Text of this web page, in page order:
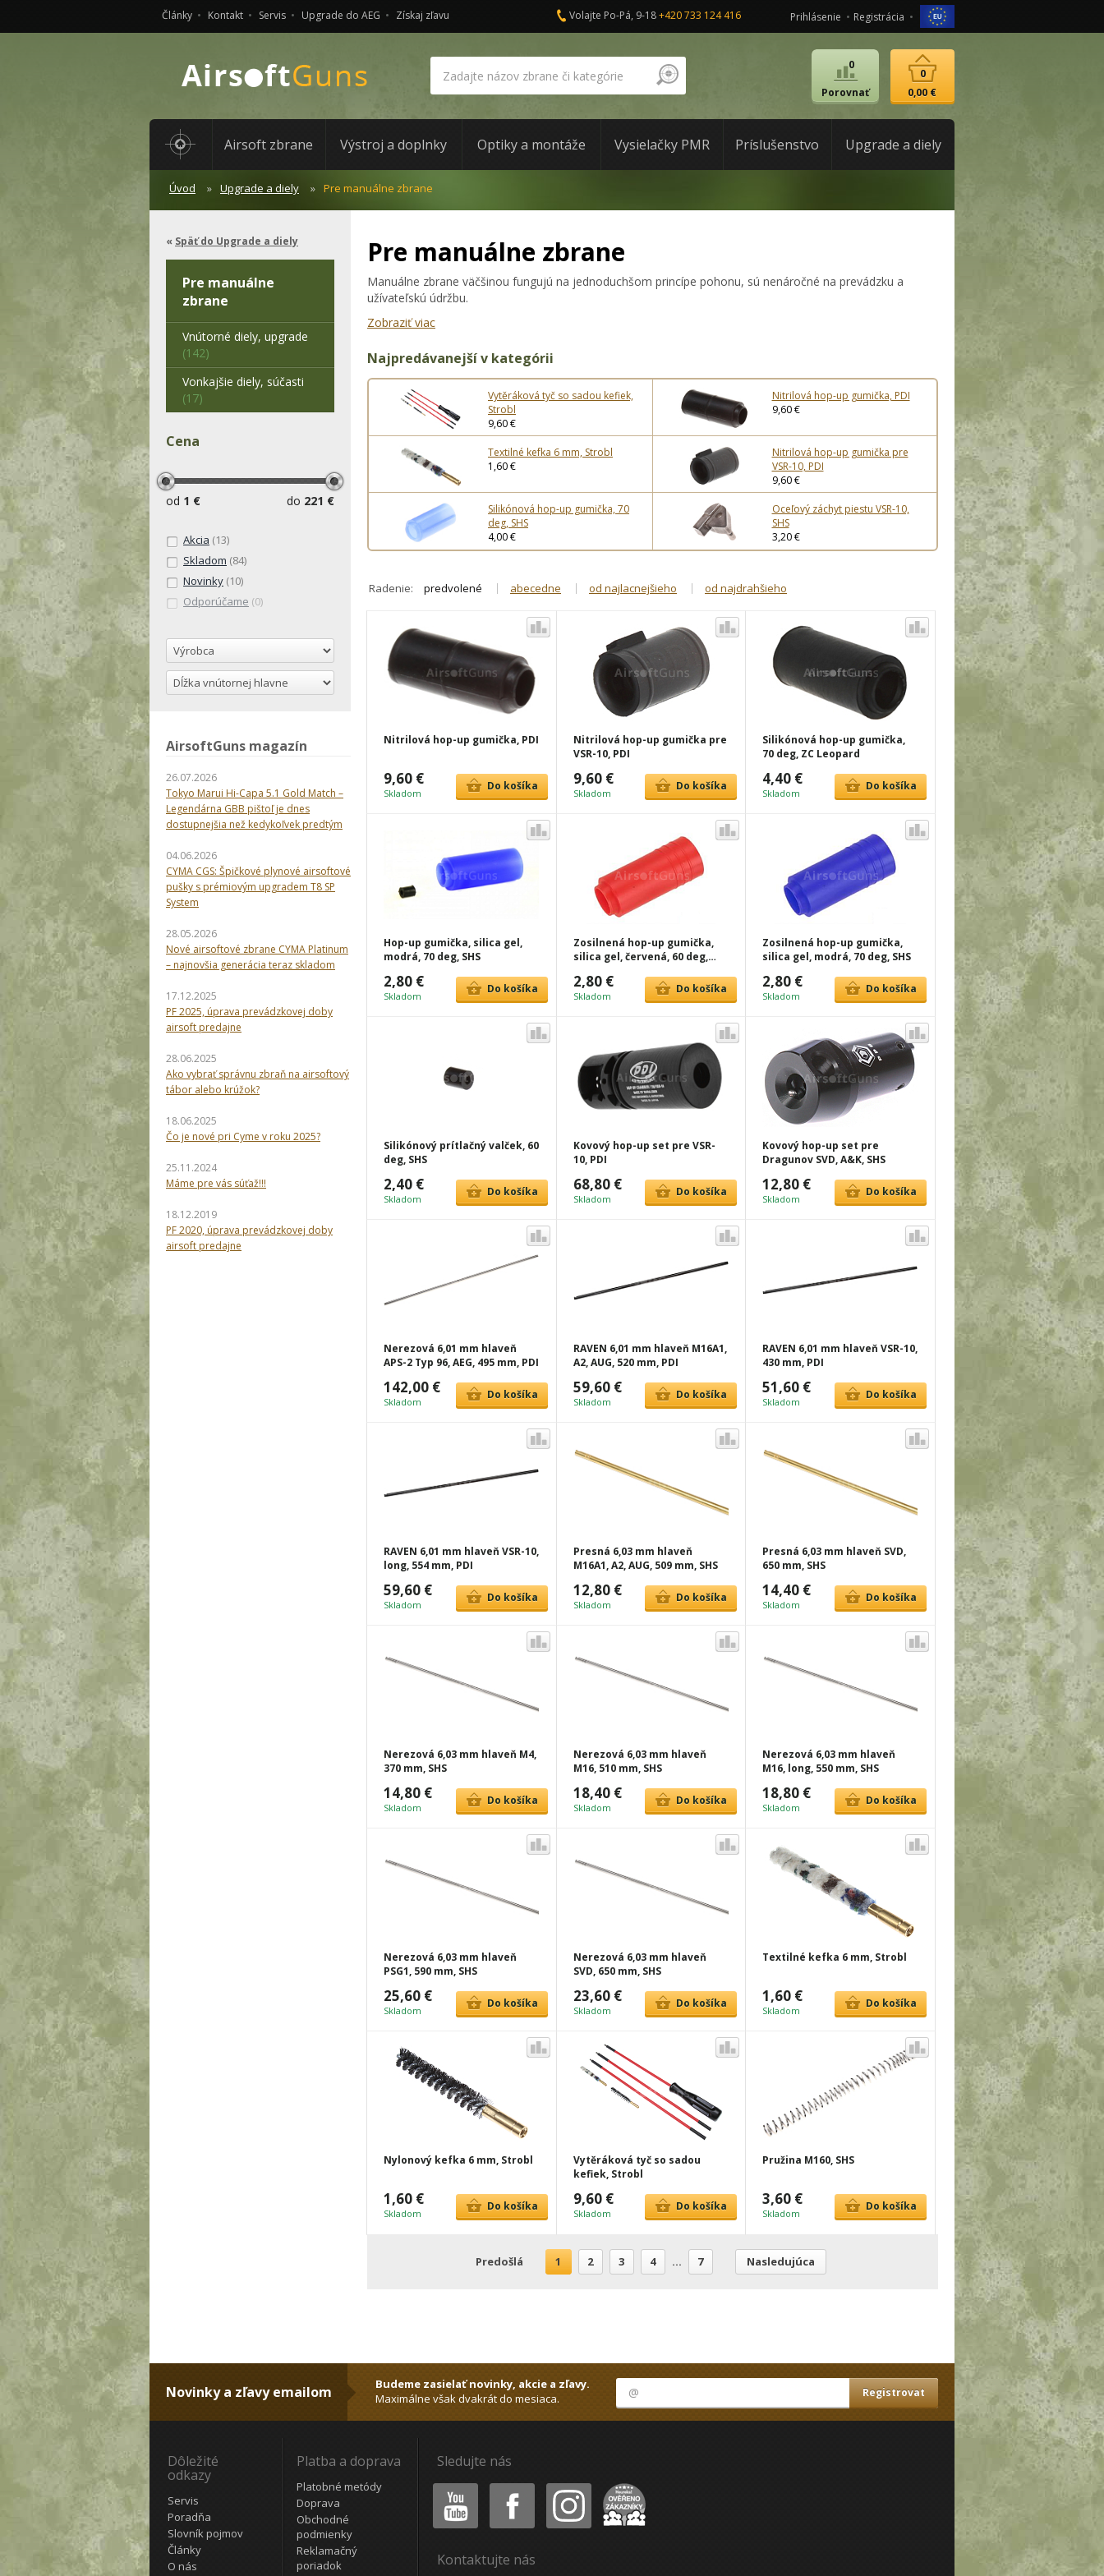
Články Kontakt Servis Upgrade do AEG Získaj zľavu Volajte Po-Pá, 9-18+420 733 124 416 Prihlásenie Registrácia
Porovnať
0
0,00 €
0
Airsoft zbrane Výstroj a doplnky Optiky a montáže Vysielačky PMR Príslušenstvo Upgrade a diely
Úvod Upgrade a diely Pre manuálne zbrane
Pre manuálne zbrane
Manuálne zbrane väčšinou fungujú na jednoduchšom princípe pohonu, sú nenáročné na prevádzku a
užívateľskú údržbu.
Zobraziť viac
Najpredávanejší v kategórii
Vytěráková tyč so sadou kefiek,
Strobl
9,60 €
Nitrilová hop-up gumička, PDI
9,60 €
Textilné kefka 6 mm, Strobl
1,60 €
Nitrilová hop-up gumička pre
VSR-10, PDI
9,60 €
Silikónová hop-up gumička, 70
deg, SHS
4,00 €
Oceľový záchyt piestu VSR-10,
SHS
3,20 €
Radenie: predvolené abecedne od najlacnejšieho od najdrahšieho
Nitrilová hop-up gumička, PDI
9,60 €
Skladom
Do košíka
Nitrilová hop-up gumička pre
VSR-10, PDI
9,60 €
Skladom
Do košíka
Silikónová hop-up gumička,
70 deg, ZC Leopard
4,40 €
Skladom
Do košíka
Hop-up gumička, silica gel,
modrá, 70 deg, SHS
2,80 €
Skladom
Do košíka
Zosilnená hop-up gumička,
silica gel, červená, 60 deg,
2,80 €
Skladom
Do košíka
Zosilnená hop-up gumička,
silica gel, modrá, 70 deg, SHS
2,80 €
Skladom
Do košíka
Silikónový prítlačný valček, 60
deg, SHS
2,40 €
Skladom
Do košíka
Kovový hop-up set pre VSR-
10, PDI
68,80 €
Skladom
Do košíka
Kovový hop-up set pre
Dragunov SVD, A&K, SHS
12,80 €
Skladom
Do košíka
Nerezová 6,01 mm hlaveň
APS-2 Typ 96, AEG, 495 mm, PDI
142,00 €
Skladom
Do košíka
RAVEN 6,01 mm hlaveň M16A1,
A2, AUG, 520 mm, PDI
59,60 €
Skladom
Do košíka
RAVEN 6,01 mm hlaveň VSR-10,
430 mm, PDI
51,60 €
Skladom
Do košíka
RAVEN 6,01 mm hlaveň VSR-10,
long, 554 mm, PDI
59,60 €
Skladom
Do košíka
Presná 6,03 mm hlaveň
M16A1, A2, AUG, 509 mm, SHS
12,80 €
Skladom
Do košíka
Presná 6,03 mm hlaveň SVD,
650 mm, SHS
14,40 €
Skladom
Do košíka
Nerezová 6,03 mm hlaveň M4,
370 mm, SHS
14,80 €
Skladom
Do košíka
Nerezová 6,03 mm hlaveň
M16, 510 mm, SHS
18,40 €
Skladom
Do košíka
Nerezová 6,03 mm hlaveň
M16, long, 550 mm, SHS
18,80 €
Skladom
Do košíka
Nerezová 6,03 mm hlaveň
PSG1, 590 mm, SHS
25,60 €
Skladom
Do košíka
Nerezová 6,03 mm hlaveň
SVD, 650 mm, SHS
23,60 €
Skladom
Do košíka
Textilné kefka 6 mm, Strobl
1,60 €
Skladom
Do košíka
Nylonový kefka 6 mm, Strobl
1,60 €
Skladom
Do košíka
Vytěráková tyč so sadou
kefiek, Strobl
9,60 €
Skladom
Do košíka
Pružina M160, SHS
3,60 €
Skladom
Do košíka
Predošlá 1 2 3 4 ... 7 Nasledujúca
Späť do Upgrade a diely
Pre manuálne
zbrane
Vnútorné diely, upgrade
(142)
Vonkajšie diely, súčasti
(17)
Cena
od 1 € do 221 €
Akcia (13)
Skladom (84)
Novinky (10)
Odporúčame (0)
AirsoftGuns magazín
26.07.2026
Tokyo Marui Hi-Capa 5.1 Gold Match –
Legendárna GBB pištoľ je dnes
dostupnejšia než kedykoľvek predtým
04.06.2026
CYMA CGS: Špičkové plynové airsoftové
pušky s prémiovým upgradem T8 SP
System
28.05.2026
Nové airsoftové zbrane CYMA Platinum
– najnovšia generácia teraz skladom
17.12.2025
PF 2025, úprava prevádzkovej doby
airsoft predajne
28.06.2025
Ako vybrať správnu zbraň na airsoftový
tábor alebo krúžok?
18.06.2025
Čo je nové pri Cyme v roku 2025?
25.11.2024
Máme pre vás súťaž!!!
18.12.2019
PF 2020, úprava prevádzkovej doby
airsoft predajne
Novinky a zľavy emailom
Budeme zasielať novinky, akcie a zľavy.
Maximálne však dvakrát do mesiaca.
Dôležité
odkazy
Servis
Poradňa
Slovník pojmov
Články
O nás
Platba a doprava
Platobné metódy
Doprava
Obchodné
podmienky
Reklamačný
poriadok
Sledujte nás
Youtube Facebook Instagram Heureka
Kontaktujte nás